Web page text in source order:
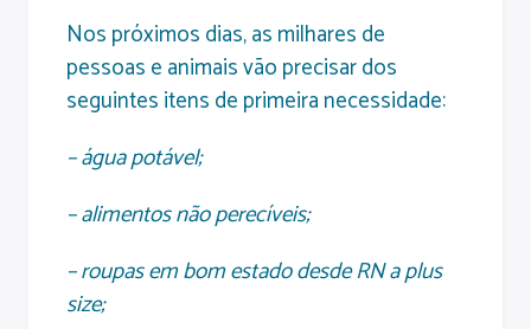
Nos próximos dias, as milhares de
pessoas e animais vão precisar dos
seguintes itens de primeira necessidade:
– água potável;
– alimentos não perecíveis;
– roupas em bom estado desde RN a plus
size;